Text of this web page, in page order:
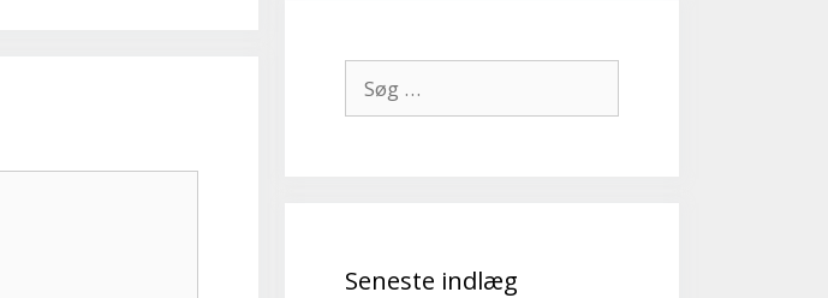
efter:
Seneste indlæg